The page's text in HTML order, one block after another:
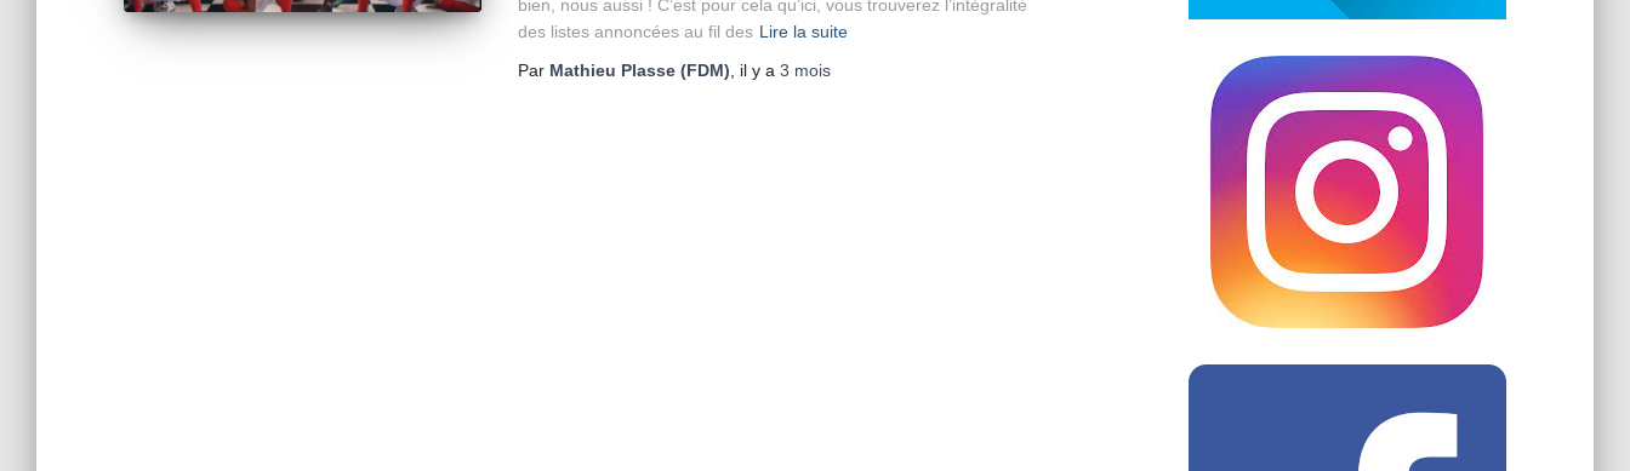
bien, nous aussi ! C’est pour cela qu’ici, vous trouverez l’intégralité
des listes annoncées au fil des Lire la suite
Par Mathieu Plasse (FDM) , il y a 3 mois